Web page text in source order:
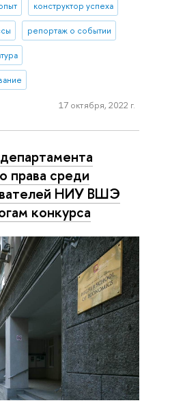
конструктор успеха
репортаж о событии
17 октября, 2022 г.
права среди
НИУ ВШЭ
конкурса